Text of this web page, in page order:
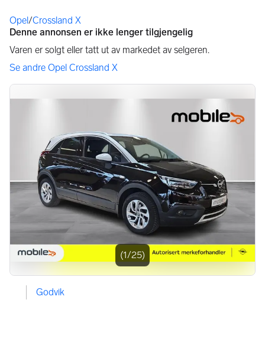
Du er her
Opel/Crossland X
Bildegalleri
(1/25)
Godvik